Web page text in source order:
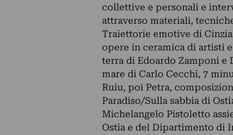
collettive e personali e
attraverso materiali,
Traiettorie emotive di
opere in ceramica di artisti
terra di Edoardo Zamponi e
mare di Carlo Cecchi, 7
Ruiu, poi Petra,
Paradiso/Sulla sabbia di
Michelangelo Pistoletto
Ostia e del Dipartimento di